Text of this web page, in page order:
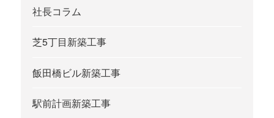
社長コラム
芝5丁目新築工事
飯田橋ビル新築工事
駅前計画新築工事